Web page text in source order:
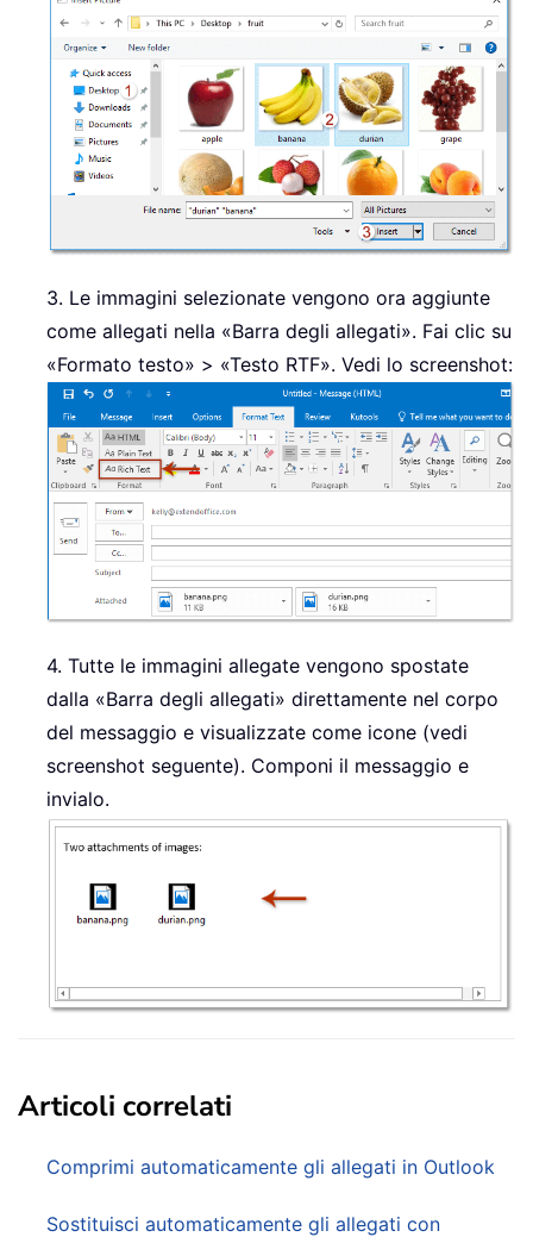
3. Le immagini selezionate vengono ora aggiunte
come allegati nella «Barra degli allegati». Fai clic su
«Formato testo» > «Testo RTF». Vedi lo screenshot:
4. Tutte le immagini allegate vengono spostate
dalla «Barra degli allegati» direttamente nel corpo
del messaggio e visualizzate come icone (vedi
screenshot seguente). Componi il messaggio e
invialo.
Articoli correlati
Comprimi automaticamente gli allegati in Outlook
Sostituisci automaticamente gli allegati con